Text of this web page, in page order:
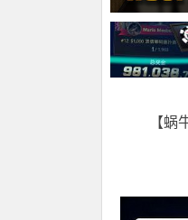
【蜗